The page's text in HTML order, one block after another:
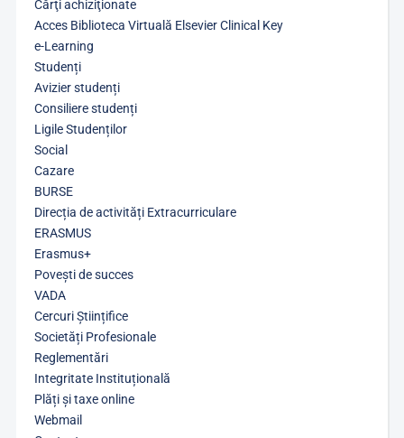
Cărţi achiziţionate
Acces Biblioteca Virtuală Elsevier Clinical Key
e-Learning
Studenți
Avizier studenți
Consiliere studenți
Ligile Studenților
Social
Cazare
BURSE
Direcția de activități Extracurriculare
ERASMUS
Erasmus+
Povești de succes
VADA
Cercuri Științifice
Societăți Profesionale
Reglementări
Integritate Instituțională
Plăți și taxe online
Webmail